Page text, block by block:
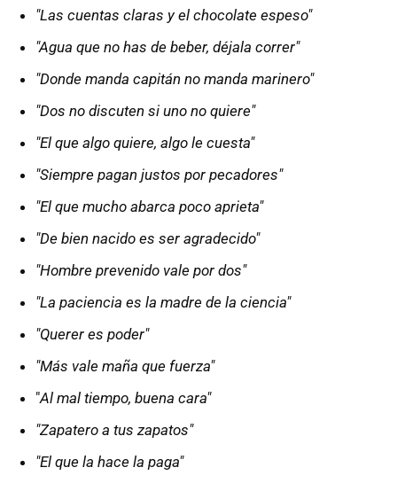
"Las cuentas claras y el chocolate espeso"
"Agua que no has de beber, déjala correr"
"Donde manda capitán no manda marinero"
"Dos no discuten si uno no quiere"
"El que algo quiere, algo le cuesta"
"Siempre pagan justos por pecadores"
"El que mucho abarca poco aprieta"
"De bien nacido es ser agradecido"
"Hombre prevenido vale por dos"
"La paciencia es la madre de la ciencia"
"Querer es poder"
"Más vale maña que fuerza"
"Al mal tiempo, buena cara"
"Zapatero a tus zapatos"
"El que la hace la paga"